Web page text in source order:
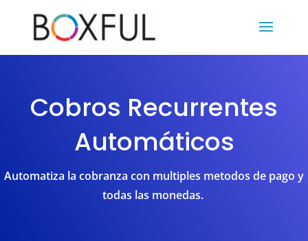
Cobros Recurrentes
Automáticos
Automatiza la cobranza con multiples metodos de pago y
todas las monedas.